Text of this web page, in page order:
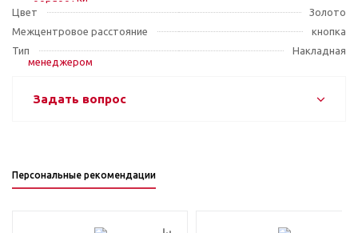
Цвет
Золото
Межцентровое расстояние
кнопка
Тип
Накладная
Задать вопрос
Персональные рекомендации